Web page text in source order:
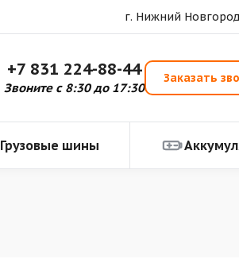
г. Нижний
+7 831 224-88-44
Звоните с 8:30 до 17:30
Заказать
Грузовые шины